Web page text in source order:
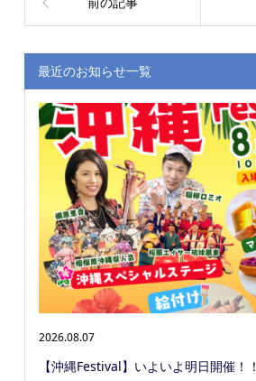
最近のお知らせ一覧
2026.08.07
【沖縄Festival】いよいよ明日開催！